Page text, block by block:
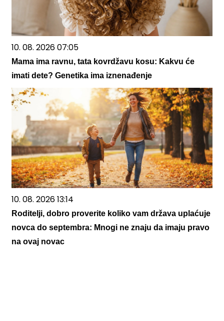
10. 08. 2026 07:05
Mama ima ravnu, tata kovrdžavu kosu: Kakvu će
imati dete? Genetika ima iznenađenje
10. 08. 2026 13:14
Roditelji, dobro proverite koliko vam država uplaćuje
novca do septembra: Mnogi ne znaju da imaju pravo
na ovaj novac